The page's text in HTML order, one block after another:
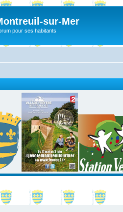
sur-Mer
pour ses habitants